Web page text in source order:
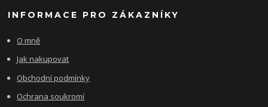
INFORMACE PRO ZÁKAZNÍKY
O mně
Jak nakupovat
Obchodní podmínky
Ochrana soukromí